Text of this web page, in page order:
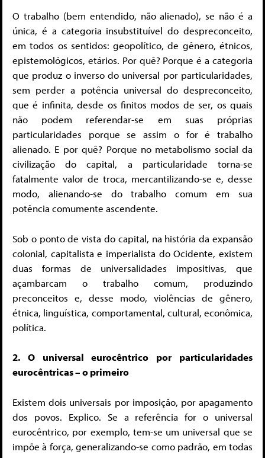
O trabalho (bem entendido, não alienado), se não é a
única, é a categoria insubstituível do despreconceito,
em todos os sentidos: geopolítico, de gênero, étnicos,
epistemológicos, etários. Por quê? Porque é a categoria
que produz o inverso do universal por particularidades,
sem perder a potência universal do despreconceito,
que é infinita, desde os finitos modos de ser, os quais
não podem referendar-se em suas próprias
particularidades porque se assim o for é trabalho
alienado. E por quê? Porque no metabolismo social da
civilização do capital, a particularidade torna-se
fatalmente valor de troca, mercantilizando-se e, desse
modo, alienando-se do trabalho comum em sua
potência comumente ascendente.
Sob o ponto de vista do capital, na história da expansão
colonial, capitalista e imperialista do Ocidente, existem
duas formas de universalidades impositivas, que
açambarcam o trabalho comum, produzindo
preconceitos e, desse modo, violências de gênero,
étnica, linguística, comportamental, cultural, econômica,
política.
2. O universal eurocêntrico por particularidades
eurocêntricas – o primeiro
Existem dois universais por imposição, por apagamento
dos povos. Explico. Se a referência for o universal
eurocêntrico, por exemplo, tem-se um universal que se
impõe à força, generalizando-se como padrão, em todas